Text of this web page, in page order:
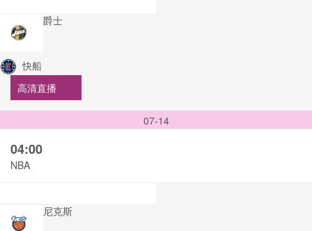
爵士
快船
高清直播
07-14
04:00
NBA
尼克斯